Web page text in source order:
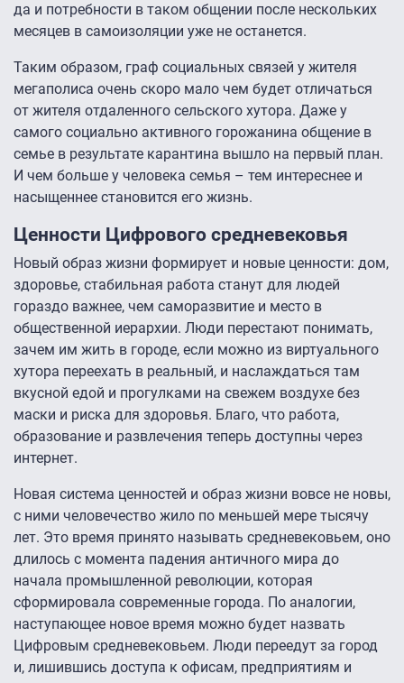
да и потребности в таком общении после нескольких
месяцев в самоизоляции уже не останется.
Таким образом, граф социальных связей у жителя
мегаполиса очень скоро мало чем будет отличаться
от жителя отдаленного сельского хутора. Даже у
самого социально активного горожанина общение в
семье в результате карантина вышло на первый план.
И чем больше у человека семья – тем интереснее и
насыщеннее становится его жизнь.
Ценности Цифрового средневековья
Новый образ жизни формирует и новые ценности: дом,
здоровье, стабильная работа станут для людей
гораздо важнее, чем саморазвитие и место в
общественной иерархии. Люди перестают понимать,
зачем им жить в городе, если можно из виртуального
хутора переехать в реальный, и наслаждаться там
вкусной едой и прогулками на свежем воздухе без
маски и риска для здоровья. Благо, что работа,
образование и развлечения теперь доступны через
интернет.
Новая система ценностей и образ жизни вовсе не новы,
с ними человечество жило по меньшей мере тысячу
лет. Это время принято называть средневековьем, оно
длилось с момента падения античного мира до
начала промышленной революции, которая
сформировала современные города. По аналогии,
наступающее новое время можно будет назвать
Цифровым средневековьем. Люди переедут за город
и, лишившись доступа к офисам, предприятиям и